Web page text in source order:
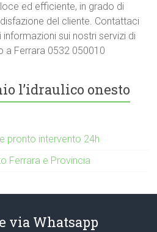
ed efficiente, in grado di
del cliente. Contattaci
sui nostri servizi di
a Ferrara 0532 050010
l’idraulico onesto
pronto intervento 24h
Ferrara e Provincia
via Whatsapp